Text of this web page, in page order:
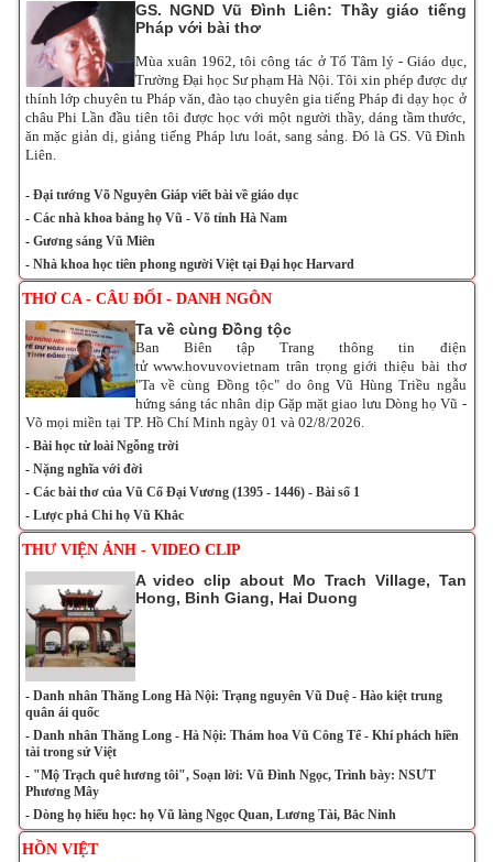
GS. NGND Vũ Đình Liên: Thầy giáo tiếng
Pháp với bài thơ
Mùa xuân 1962, tôi công tác ở Tổ Tâm lý - Giáo dục,
Trường Đại học Sư phạm Hà Nội. Tôi xin phép được dự
thính lớp chuyên tu Pháp văn, đào tạo chuyên gia tiếng Pháp đi dạy học ở
châu Phi Lần đầu tiên tôi được học với một người thầy, dáng tầm thước,
ăn mặc giản dị, giảng tiếng Pháp lưu loát, sang sảng. Đó là GS. Vũ Đình
Liên.
- Đại tướng Võ Nguyên Giáp viết bài về giáo dục
- Các nhà khoa bảng họ Vũ - Võ tỉnh Hà Nam
- Gương sáng Vũ Miên
- Nhà khoa học tiên phong người Việt tại Đại học Harvard
THƠ CA - CÂU ĐỐI - DANH NGÔN
Ta về cùng Đồng tộc
Ban Biên tập Trang thông tin điện
tử www.hovuvovietnam trân trọng giới thiệu bài thơ
"Ta về cùng Đồng tộc" do ôngVũ Hùng Triều ngẫu
hứng sáng tác nhân dịp Gặp mặt giao lưu Dòng họ Vũ -
Võ mọi miền tại TP. Hồ Chí Minh ngày 01 và 02/8/2026.
- Bài học từ loài Ngỗng trời
- Nặng nghĩa với đời
- Các bài thơ của Vũ Cố Đại Vương (1395 - 1446) - Bài số 1
- Lược phả Chi họ Vũ Khắc
THƯ VIỆN ẢNH - VIDEO CLIP
A video clip about Mo Trach Village, Tan
Hong, Binh Giang, Hai Duong
- Danh nhân Thăng Long Hà Nội: Trạng nguyên Vũ Duệ - Hào kiệt trung
quân ái quốc
- Danh nhân Thăng Long - Hà Nội: Thám hoa Vũ Công Tể - Khí phách hiền
tài trong sử Việt
- "Mộ Trạch quê hương tôi", Soạn lời: Vũ Đình Ngọc, Trình bày: NSƯT
Phương Mây
- Dòng họ hiếu học: họ Vũ làng Ngọc Quan, Lương Tài, Bắc Ninh
HỒN VIỆT